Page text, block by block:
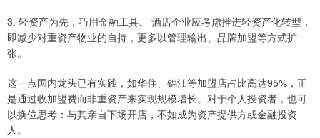
3. 轻资产为先，巧用金融工具。 酒店企业应考虑推进轻资产化转型，
即减少对重资产物业的自持，更多以管理输出、品牌加盟等方式扩
张。
这一点国内龙头已有实践，如华住、锦江等加盟店占比高达95%，正
是通过收加盟费而非重资产来实现规模增长。对于个人投资者，也可
以换位思考：与其亲自下场开店，不如成为资产提供方或金融投资
人。